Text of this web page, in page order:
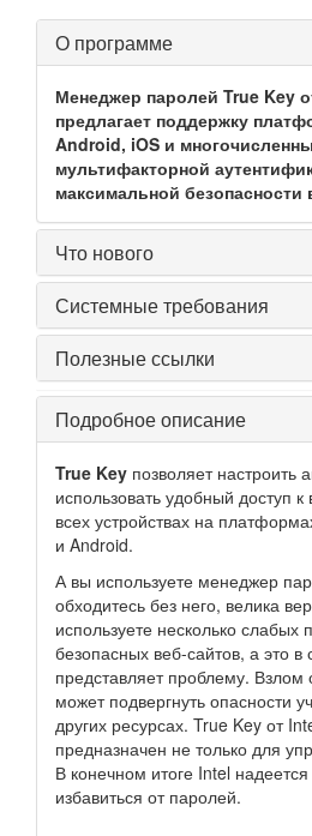
О программе
Менеджер паролей True Key
предлагает поддержку
Android, iOS и
мультифакторной
максимальной
Что нового
Системные требования
Полезные ссылки
Подробное описание
True Key позволяет настроить
использовать удобный доступ
всех устройствах на
и Android.
А вы используете менеджер
обходитесь без него, велика
используете несколько слабых
безопасных веб-сайтов, а это в
представляет проблему. Взлом
может подвергнуть опасности
других ресурсах. True Key от
предназначен не только для
В конечном итоге Intel
избавиться от паролей.